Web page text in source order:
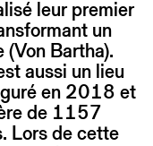
leur premier
un
(Von Bartha).
aussi un lieu
en 2018 et
de 1157
Lors de cette